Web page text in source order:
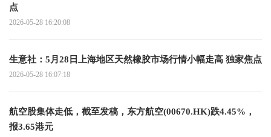
点
2026-05-28 16:20:08
生意社：5月28日上海地区天然橡胶市场行情小幅走高 独家焦点
2026-05-28 16:07:18
航空股集体走低，截至发稿，东方航空(00670.HK)跌4.45%，
报3.65港元